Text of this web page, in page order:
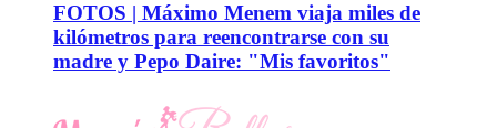
FOTOS | Máximo Menem viaja miles de
kilómetros para reencontrarse con su
madre y Pepo Daire: "Mis favoritos"